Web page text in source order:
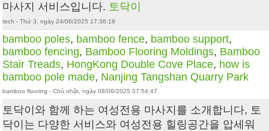
마사지 서비스입니다. 토닥이
tech - Thứ 3, ngày 24/06/2025 17:36:18
bamboo poles, bamboo fence, bamboo support,
bamboo fencing, Bamboo Flooring Moldings, Bamboo
Stair Treads, HongKong Double Cove Place, how is
bamboo pole made, Nanjing Tangshan Quarry Park
bamboo flooring - Chủ nhật, ngày 08/06/2025 07:54:47
토닥이와 함께 하는 여성전용 마사지를 소개합니다, 토
닥이는 다양한 서비스와 여성전용 힐링공간을 압세워